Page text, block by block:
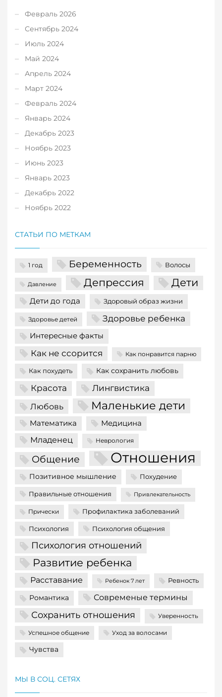
Февраль 2026
Сентябрь 2024
Июль 2024
Май 2024
Апрель 2024
Март 2024
Февраль 2024
Январь 2024
Декабрь 2023
Ноябрь 2023
Июнь 2023
Январь 2023
Декабрь 2022
Ноябрь 2022
СТАТЬИ ПО МЕТКАМ
1 год Беременность Волосы
Давление Депрессия Дети
Дети до года Здоровый образ жизни
Здоровье детей Здоровье ребенка
Интересные факты
Как не ссорится Как понравится парню
Как похудеть Как сохранить любовь
Красота Лингвистика
Любовь Маленькие дети
Математика Медицина
Младенец Неврология
Общение Отношения
Позитивное мышление Похудение
Правильные отношения Привлекательность
Прически Профилактика заболеваний
Психология Психология общения
Психология отношений
Развитие ребенка
Расставание Ребенок 7 лет Ревность
Романтика Современые термины
Сохранить отношения Уверенность
Успешное общение Уход за волосами
Чувства
МЫ В СОЦ. СЕТЯХ